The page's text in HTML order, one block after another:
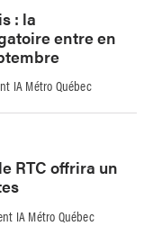
: la
entre en
IA Métro Québec
RTC offrira un
IA Métro Québec